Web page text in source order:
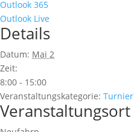
Outlook 365
Outlook Live
Details
Datum: Mai 2
Zeit:
8:00 - 15:00
Veranstaltungskategorie: Turnier
Veranstaltungsort